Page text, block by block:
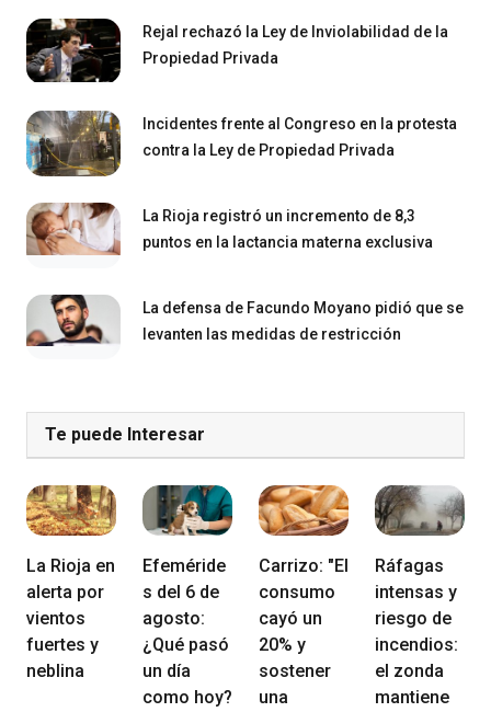
Rejal rechazó la Ley de Inviolabilidad de la
Propiedad Privada
Incidentes frente al Congreso en la protesta
contra la Ley de Propiedad Privada
La Rioja registró un incremento de 8,3
puntos en la lactancia materna exclusiva
La defensa de Facundo Moyano pidió que se
levanten las medidas de restricción
Te puede Interesar
La Rioja en
alerta por
vientos
fuertes y
neblina
Efeméride
s del 6 de
agosto:
¿Qué pasó
un día
como hoy?
Carrizo: "El
consumo
cayó un
20% y
sostener
una
Ráfagas
intensas y
riesgo de
incendios:
el zonda
mantiene